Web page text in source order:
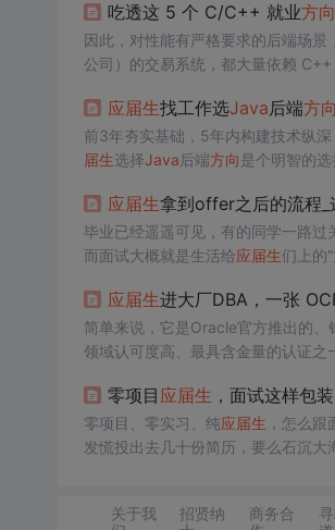
吃透这 5 个 C/C++ 就业方向
因此，对性能有严格要求的后端场
公司）的交易系统，都大量依赖 C++
层漏洞挖掘、逆向分析），本科生阶
应届生找工作选Java后端方向
前3年夯实基础，5年内构建技术纵
届生选择Java后端方向是个明智的
应届生拿到offer之后的流程_
毕业已经遥遥可见，有的同学一路
而面试大概就是生活给应届生们上的
年薪20万+的offer...
应届生进大厂DBA，一张
简单来说，它是Oracle官方推出的、
领域认可度高、最具含金量的认证
QL、Linux、存储、备份恢复。
零项目 应届生 ，面试这样包装
零项目、零实习、纯应届生 ，怎么
发慌投出去几十份简历，要么石沉大
关于我
招贤纳
商务合